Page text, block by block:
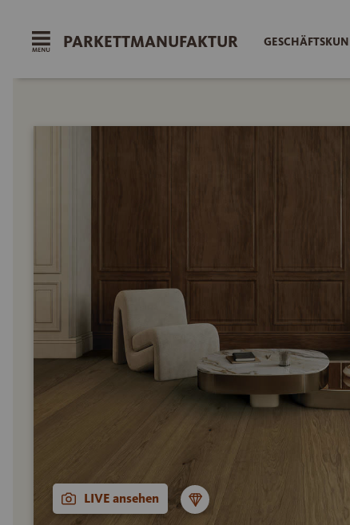
PARKETTMANUFAKTUR
LIVE ansehen